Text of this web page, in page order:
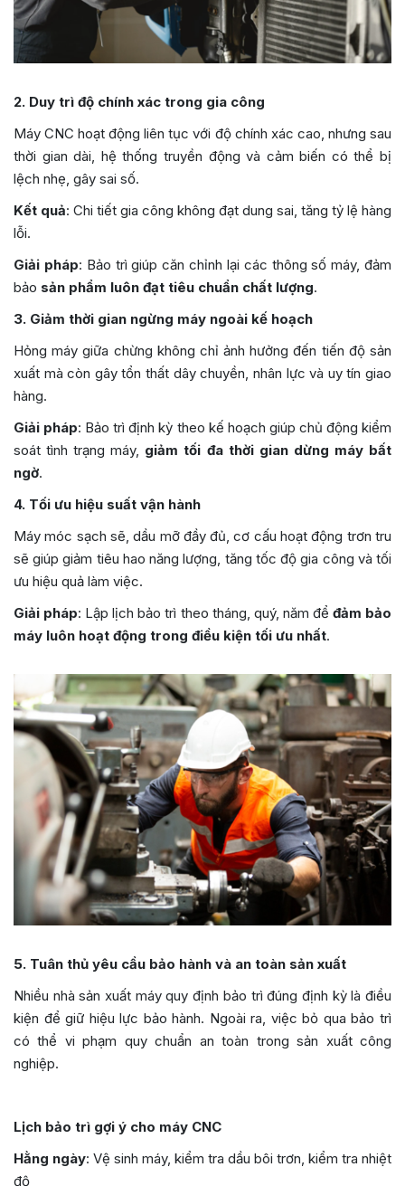
2. Duy trì độ chính xác trong gia công
Máy CNC hoạt động liên tục với độ chính xác cao, nhưng sau
thời gian dài, hệ thống truyền động và cảm biến có thể bị
lệch nhẹ, gây sai số.
Kết quả: Chi tiết gia công không đạt dung sai, tăng tỷ lệ hàng
lỗi.
Giải pháp: Bảo trì giúp căn chỉnh lại các thông số máy, đảm
bảo sản phẩm luôn đạt tiêu chuẩn chất lượng.
3. Giảm thời gian ngừng máy ngoài kế hoạch
Hỏng máy giữa chừng không chỉ ảnh hưởng đến tiến độ sản
xuất mà còn gây tổn thất dây chuyền, nhân lực và uy tín giao
hàng.
Giải pháp: Bảo trì định kỳ theo kế hoạch giúp chủ động kiểm
soát tình trạng máy, giảm tối đa thời gian dừng máy bất
ngờ.
4. Tối ưu hiệu suất vận hành
Máy móc sạch sẽ, dầu mỡ đầy đủ, cơ cấu hoạt động trơn tru
sẽ giúp giảm tiêu hao năng lượng, tăng tốc độ gia công và tối
ưu hiệu quả làm việc.
Giải pháp: Lập lịch bảo trì theo tháng, quý, năm để đảm bảo
máy luôn hoạt động trong điều kiện tối ưu nhất.
5. Tuân thủ yêu cầu bảo hành và an toàn sản xuất
Nhiều nhà sản xuất máy quy định bảo trì đúng định kỳ là điều
kiện để giữ hiệu lực bảo hành. Ngoài ra, việc bỏ qua bảo trì
có thể vi phạm quy chuẩn an toàn trong sản xuất công
nghiệp.
Lịch bảo trì gợi ý cho máy CNC
Hằng ngày: Vệ sinh máy, kiểm tra dầu bôi trơn, kiểm tra nhiệt
độ